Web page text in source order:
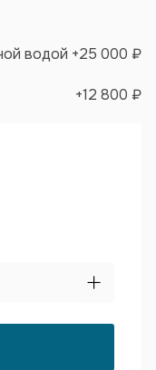
водой +25 000 ₽
+12 800 ₽